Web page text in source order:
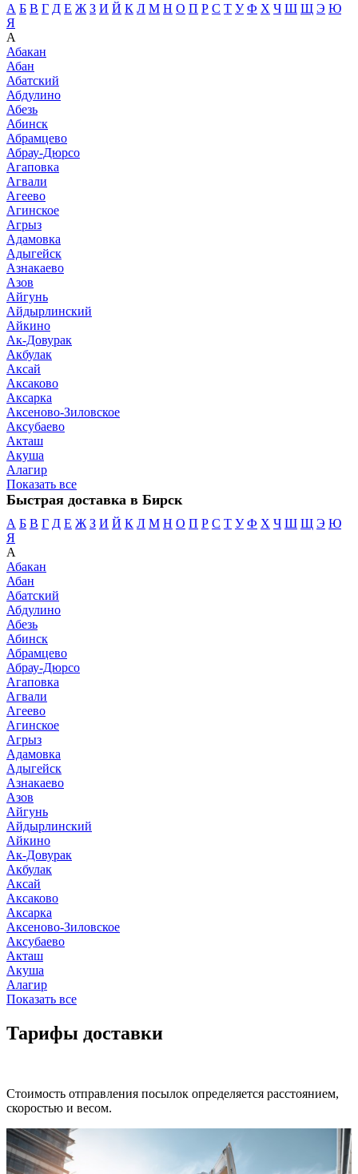
А Б В Г Д Е Ж З И Й К Л М Н О П Р С Т У Ф Х Ч Ш Щ Э Ю
Я
А
Абакан
Абан
Абатский
Абдулино
Абезь
Абинск
Абрамцево
Абрау-Дюрсо
Агаповка
Агвали
Агеево
Агинское
Агрыз
Адамовка
Адыгейск
Азнакаево
Азов
Айгунь
Айдырлинский
Айкино
Ак-Довурак
Акбулак
Аксай
Аксаково
Аксарка
Аксеново-Зиловское
Аксубаево
Акташ
Акуша
Алагир
Показать все
Быстрая доставка в Бирск
А Б В Г Д Е Ж З И Й К Л М Н О П Р С Т У Ф Х Ч Ш Щ Э Ю
Я
А
Абакан
Абан
Абатский
Абдулино
Абезь
Абинск
Абрамцево
Абрау-Дюрсо
Агаповка
Агвали
Агеево
Агинское
Агрыз
Адамовка
Адыгейск
Азнакаево
Азов
Айгунь
Айдырлинский
Айкино
Ак-Довурак
Акбулак
Аксай
Аксаково
Аксарка
Аксеново-Зиловское
Аксубаево
Акташ
Акуша
Алагир
Показать все
Тарифы доставки
Стоимость отправления посылок определяется расстоянием,
скоростью и весом.